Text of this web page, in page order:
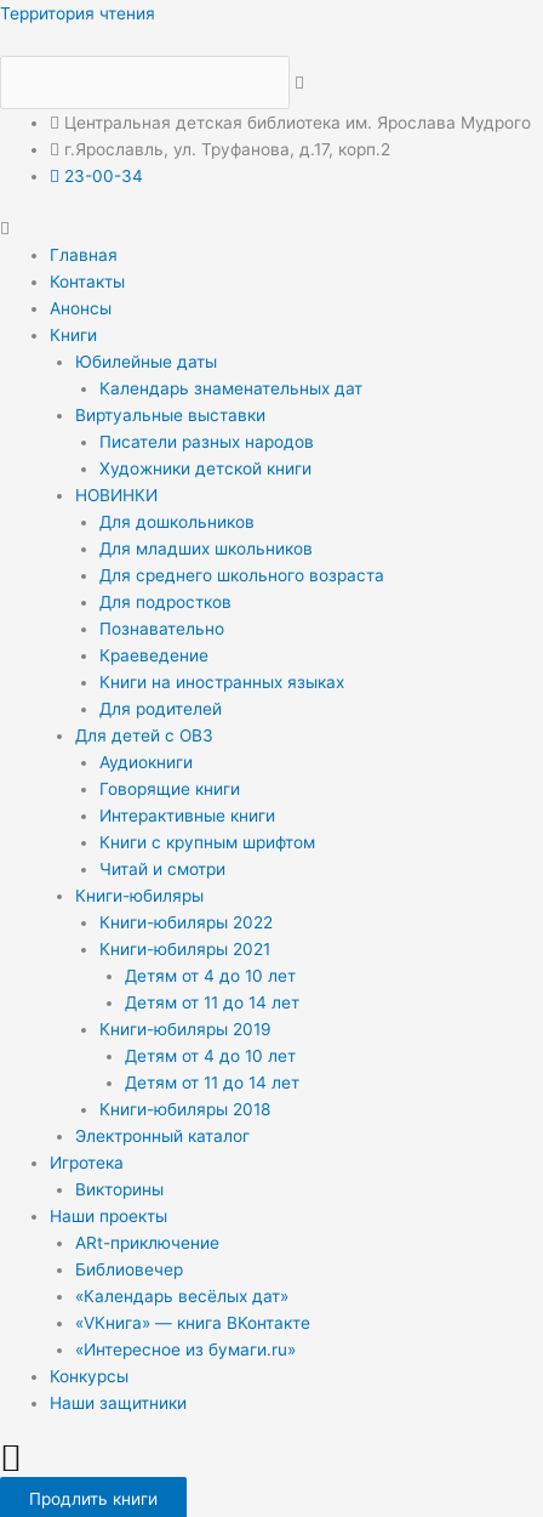
Перейти
Территория чтения
Центральная детская библиотека им. Ярослава Мудрого
г.Ярославль, ул. Труфанова, д.17, корп.2
23-00-34
Меню
Главная
Контакты
Анонсы
Книги
Юбилейные даты
Календарь знаменательных дат
Виртуальные выставки
Писатели разных народов
Художники детской книги
НОВИНКИ
Для дошкольников
Для младших школьников
Для среднего школьного возраста
Для подростков
Познавательно
Краеведение
Книги на иностранных языках
Для родителей
Для детей с ОВЗ
Аудиокниги
Говорящие книги
Интерактивные книги
Книги с крупным шрифтом
Читай и смотри
Книги-юбиляры
Книги-юбиляры 2022
Книги-юбиляры 2021
Детям от 4 до 10 лет
Детям от 11 до 14 лет
Книги-юбиляры 2019
Детям от 4 до 10 лет
Детям от 11 до 14 лет
Книги-юбиляры 2018
Электронный каталог
Игротека
Викторины
Наши проекты
ARt-приключение
Библиовечер
«Календарь весёлых дат»
«VКнига» — книга ВКонтакте
«Интересное из бумаги.ru»
Конкурсы
Наши защитники
Продлить книги
Меню